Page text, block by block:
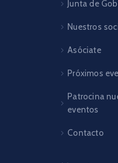
Junta de
Nuestros
Asóciate
Próximos
Patrocina
eventos
Contacto